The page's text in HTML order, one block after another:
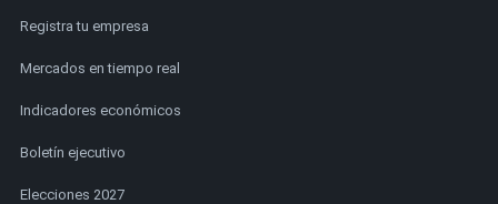
Registra tu empresa
Mercados en tiempo real
Indicadores económicos
Boletín ejecutivo
Elecciones 2027